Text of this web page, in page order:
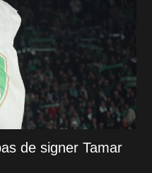
de signer Tamar